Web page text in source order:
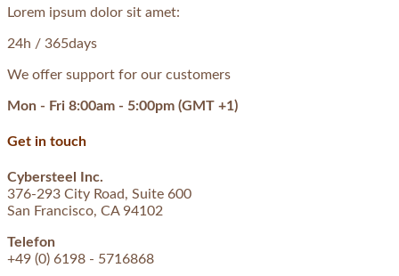
Lorem ipsum dolor sit amet:
24h / 365days
We offer support for our customers
Mon - Fri 8:00am - 5:00pm (GMT +1)
Get in touch
Cybersteel Inc.
376-293 City Road, Suite 600
San Francisco, CA 94102
Telefon
+49 (0) 6198 - 5716868